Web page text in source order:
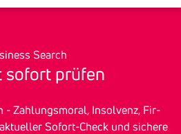
Search
sofort prüfen
- Zah­lungs­mo­ral, In­sol­venz, Fir­
Sofort-Check und sichere